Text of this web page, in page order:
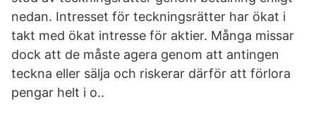
nedan. Intresset för teckningsrätter har ökat i
takt med ökat intresse för aktier. Många missar
dock att de måste agera genom att antingen
teckna eller sälja och riskerar därför att förlora
pengar helt i o..